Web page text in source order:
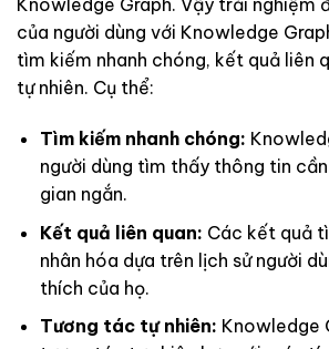
Knowledge Graph. Vậy trải nghiệm
của người dùng với Knowledge
tìm kiếm nhanh chóng, kết quả liên
tự nhiên. Cụ thể:
Tìm kiếm nhanh chóng:
người dùng tìm thấy thông tin
gian ngắn.
Kết quả liên quan: Các kết quả
nhân hóa dựa trên lịch sử người
thích của họ.
Tương tác tự nhiên: Knowledge